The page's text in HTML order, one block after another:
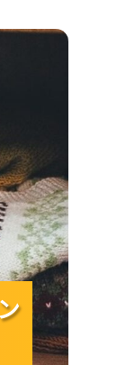
わせ